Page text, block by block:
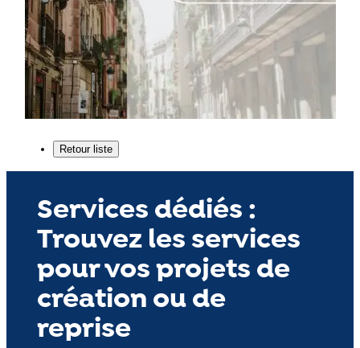
Services dédiés :
Trouvez les services
pour vos projets de
création ou de
reprise